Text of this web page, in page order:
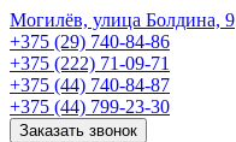
Могилёв, улица Болдина, 9
+375 (29) 740-84-86
+375 (222) 71-09-71
+375 (44) 740-84-87
+375 (44) 799-23-30
Заказать звонок